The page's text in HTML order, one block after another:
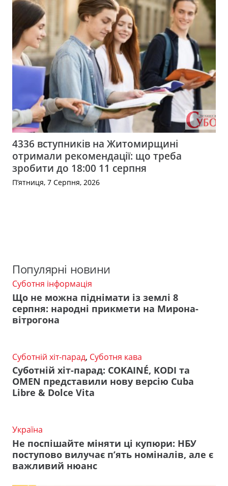
4336 вступників на Житомирщині
отримали рекомендації: що треба
зробити до 18:00 11 серпня
П’ятниця, 7 Серпня, 2026
Популярні новини
Суботня інформація
Що не можна піднімати із землі 8
серпня: народні прикмети на Мирона-
вітрогона
Суботній хіт-парад, Суботня кава
Суботній хіт-парад: COKAINÉ, KODI та
OMEN представили нову версію Cuba
Libre & Dolce Vita
Україна
Не поспішайте міняти ці купюри: НБУ
поступово вилучає п’ять номіналів, але є
важливий нюанс